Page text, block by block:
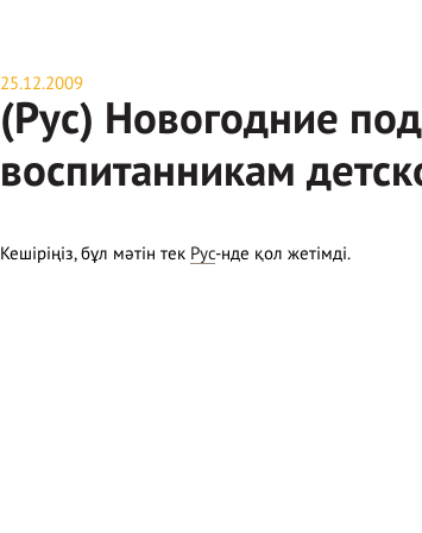
25.12.2009
(Рус) Новогодние
воспитанникам
Кешіріңіз, бұл мәтін тек Рус-нде қол жетімді.